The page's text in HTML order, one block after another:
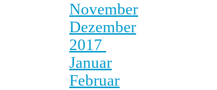
November
Dezember
2017
Januar
Februar